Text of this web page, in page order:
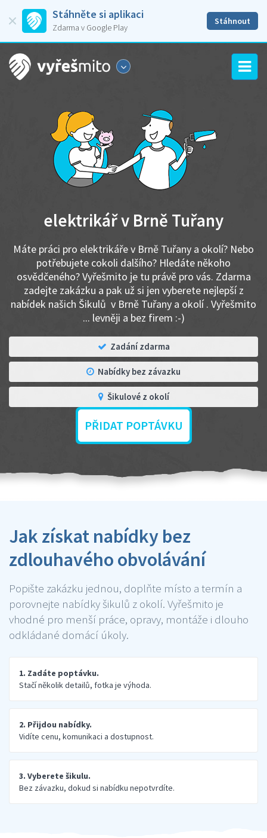
Stáhněte si aplikaci
Zdarma v Google Play
Stáhnout
elektrikář v Brně Tuřany
Máte práci pro elektrikáře v Brně Tuřany a okolí? Nebo
potřebujete cokoli dalšího? Hledáte někoho
osvědčeného? Vyřešmito je tu právě pro vás. Zdarma
zadejte zakázku a pak už si jen vyberete nejlepší z
nabídek našich Šikulů v Brně Tuřany a okolí . Vyřešmito
... levněji a bez firem :-)
Zadání zdarma
Nabídky bez závazku
Šikulové z okolí
PŘIDAT POPTÁVKU
Jak získat nabídky bez
zdlouhavého obvolávání
Popište zakázku jednou, doplňte místo a termín a
porovnejte nabídky šikulů z okolí. Vyřešmito je
vhodné pro menší práce, opravy, montáže i dlouho
odkládané domácí úkoly.
1. Zadáte poptávku.
Stačí několik detailů, fotka je výhoda.
2. Přijdou nabídky.
Vidíte cenu, komunikaci a dostupnost.
3. Vyberete šikulu.
Bez závazku, dokud si nabídku nepotvrdíte.